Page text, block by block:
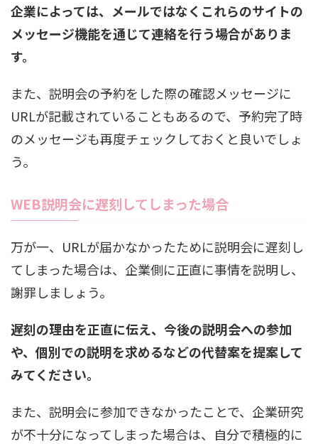
企業によっては、メールではなくこれらのサイトの
メッセージ機能を通じて連絡を行う場合がありま
す。
また、説明会の予約をした際の確認メッセージに
URLが記載されていることもあるので、予約完了時
のメッセージも再度チェックしておくと良いでしょ
う。
WEB説明会に遅刻してしまった場合
万が一、URLが届かなかったために説明会に遅刻し
てしまった場合は、企業側に正直に事情を説明し、
謝罪しましょう。
遅刻の理由を正直に伝え、今後の説明会への参加
や、個別での説明を求めるなどの代替案を提案して
みてください。
また、説明会に参加できなかったことで、企業研究
が不十分になってしまった場合は、自分で積極的に